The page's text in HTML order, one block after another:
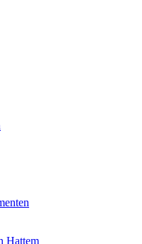
Hattem